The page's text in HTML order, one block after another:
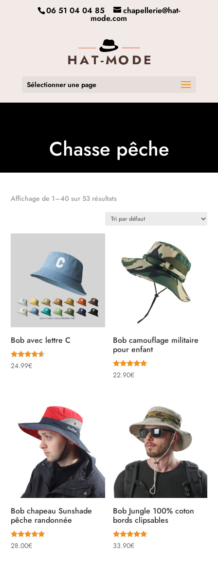
06 51 04 04 85 chapellerie@hat-
mode.com
Sélectionner une page
Chasse pêche
Affichage de 1–40 sur 53 résultats
Bob avec lettre C
Note
4.38
24.99€
Bob camouflage militaire
pour enfant
Note
5.00
22.90€
Bob chapeau Sunshade
pêche randonnée
Note
5.00
28.00€
Bob Jungle 100% coton
bords clipsables
Note
5.00
33.90€